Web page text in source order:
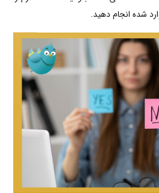
شده انجام دهید.